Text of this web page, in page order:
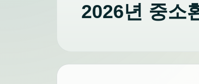
2026년 중소